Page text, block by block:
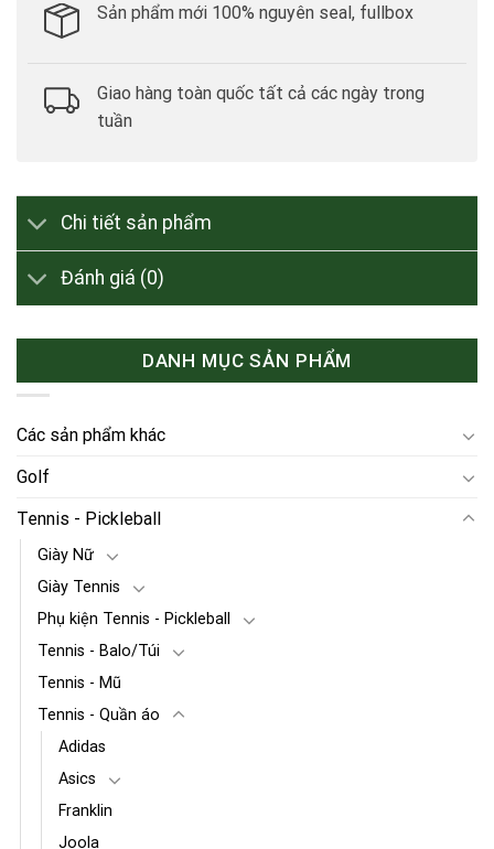
Sản phẩm mới 100% nguyên seal, fullbox
Giao hàng toàn quốc tất cả các ngày trong
tuần
Chi tiết sản phẩm
Đánh giá (0)
DANH MỤC SẢN PHẨM
Các sản phẩm khác
Golf
Tennis - Pickleball
Giày Nữ
Giày Tennis
Phụ kiện Tennis - Pickleball
Tennis - Balo/Túi
Tennis - Mũ
Tennis - Quần áo
Adidas
Asics
Franklin
Joola